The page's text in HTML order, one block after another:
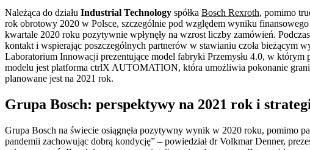
Należąca do działu Industrial Technology spółka Bosch Rexroth, pomimo
rok obrotowy 2020 w Polsce, szczególnie pod względem wyniku
kwartale 2020 roku pozytywnie wpłynęły na wzrost liczby zamówień.
kontakt i wspierając poszczególnych partnerów w stawianiu czoła bieżącym
Laboratorium Innowacji prezentujące model fabryki Przemysłu 4.0, w
modelu jest platforma ctrlX AUTOMATION, która umożliwia pokonanie
planowane jest na 2021 rok.
Grupa Bosch: perspektywy na 2021 rok i
Grupa Bosch na świecie osiągnęła pozytywny wynik w 2020 roku, pomimo
pandemii zachowując dobrą kondycję” – powiedział dr Volkmar Denner,